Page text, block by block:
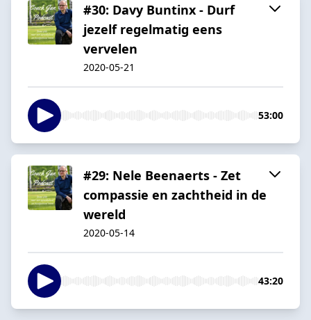
#30: Davy Buntinx - Durf
jezelf regelmatig eens
vervelen
2020-05-21
53:00
#29: Nele Beenaerts - Zet
compassie en zachtheid in de
wereld
2020-05-14
43:20